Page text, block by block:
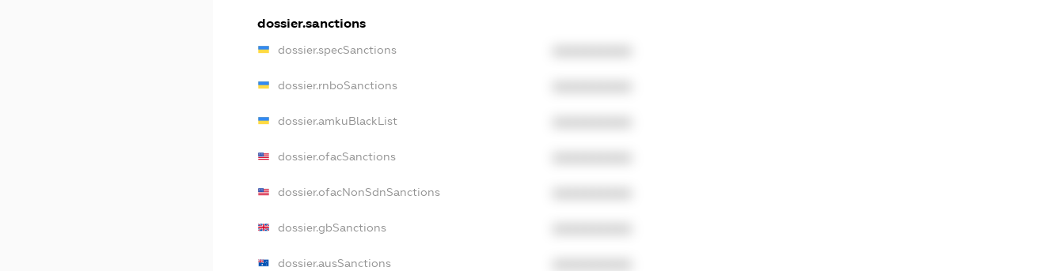
dossier.sanctions
dossier.specSanctions
dossier.rnboSanctions
dossier.amkuBlackList
dossier.ofacSanctions
dossier.ofacNonSdnSanctions
dossier.gbSanctions
dossier.ausSanctions